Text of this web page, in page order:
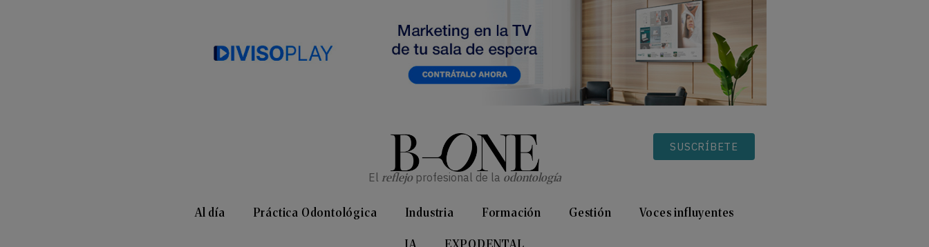
El reflejoprofesional de la odontología
SUSCRÍBETE
Al día Práctica Odontológica Industria Formación Gestión Voces influyentes
IA EXPODENTAL